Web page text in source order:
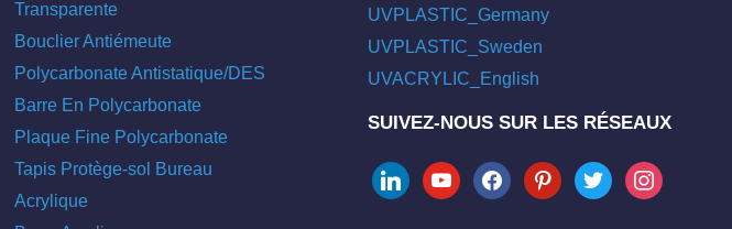
Transparente
Bouclier Antiémeute
Polycarbonate Antistatique/DES
Barre En Polycarbonate
Plaque Fine Polycarbonate
Tapis Protège-sol Bureau
Acrylique
UVPLASTIC_Germany
UVPLASTIC_Sweden
UVACRYLIC_English
SUIVEZ-NOUS SUR LES RÉSEAUX
linkedinyoutubefacebookpinteresttwitter instagram